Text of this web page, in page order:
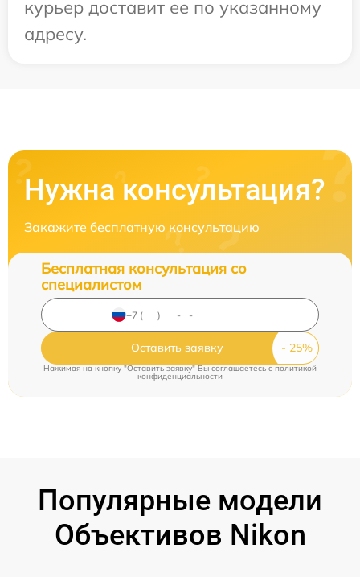
курьер доставит ее по указанному
адресу.
Нужна консультация?
Закажите бесплатную консультацию
Бесплатная консультация со
специалистом
Оставить заявку
Нажимая на кнопку "Оставить заявку" Вы соглашаетесь cполитикой
конфиденциальности
Популярные модели
Объективов Nikon